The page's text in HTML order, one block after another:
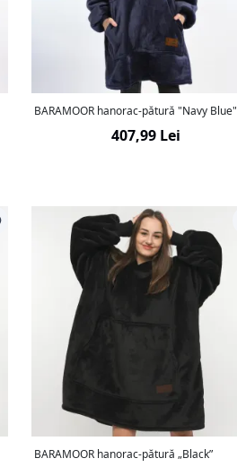
BARAMOOR hanorac-pătură "Navy Blue"
407,99 Lei
BARAMOOR hanorac-pătură „Black”